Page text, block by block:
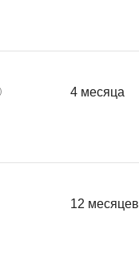
4 месяца
12 месяцев